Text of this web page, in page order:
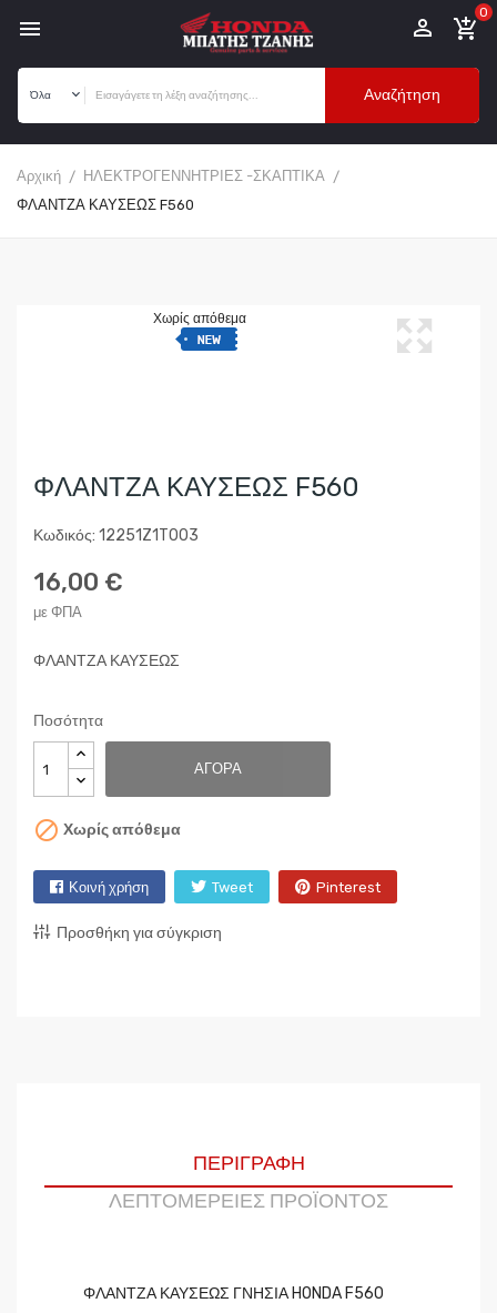
 add_shopping_cart
0

Αναζήτηση
Αρχική
ΗΛΕΚΤΡΟΓΕΝΝΗΤΡΙΕΣ -ΣΚΑΠΤΙΚΑ
ΦΛΑΝΤΖΑ ΚΑΥΣΕΩΣ F560
Χωρίς απόθεμα
ΦΛΑΝΤΖΑ ΚΑΥΣΕΩΣ F560
Κωδικός: 12251Z1T003
16,00 €
με ΦΠΑ
ΦΛΑΝΤΖΑ ΚΑΥΣΕΩΣ
Ποσότητα
ΑΓΟΡΆ
 Χωρίς απόθεμα
Κοινή χρήση Tweet Pinterest
Προσθήκη για σύγκριση
ΠΕΡΙΓΡΑΦΉ
ΛΕΠΤΟΜΈΡΕΙΕΣ ΠΡΟΪΌΝΤΟΣ
ΦΛΑΝΤΖΑ ΚΑΥΣΕΩΣ ΓΝΗΣΙΑ HONDA F560